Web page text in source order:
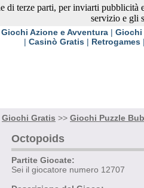
Giochi Gratis
Giochi Azione e Avventura| Giochi
| Casinò Gratis| Retrogames
Giochi Gratis >> Giochi Puzzle
Octopoids
Partite Giocate:
Sei il giocatore numero 12707
di terze parti, per inviarti
servizio e gli